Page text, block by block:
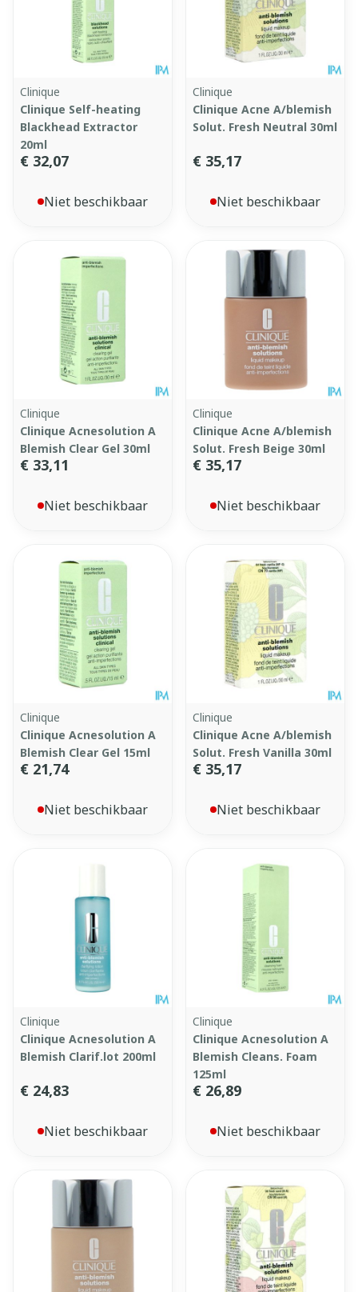
Clinique
Clinique Self-heating
Blackhead Extractor
20ml
€ 32,07
Niet beschikbaar
Clinique
Clinique Acne A/blemish
Solut. Fresh Neutral 30ml
€ 35,17
Niet beschikbaar
Clinique
Clinique Acnesolution A
Blemish Clear Gel 30ml
€ 33,11
Niet beschikbaar
Clinique
Clinique Acne A/blemish
Solut. Fresh Beige 30ml
€ 35,17
Niet beschikbaar
Clinique
Clinique Acnesolution A
Blemish Clear Gel 15ml
€ 21,74
Niet beschikbaar
Clinique
Clinique Acne A/blemish
Solut. Fresh Vanilla 30ml
€ 35,17
Niet beschikbaar
Clinique
Clinique Acnesolution A
Blemish Clarif.lot 200ml
€ 24,83
Niet beschikbaar
Clinique
Clinique Acnesolution A
Blemish Cleans. Foam
125ml
€ 26,89
Niet beschikbaar